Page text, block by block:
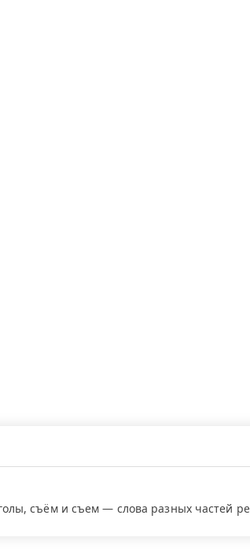
съём и съем — слова разных частей